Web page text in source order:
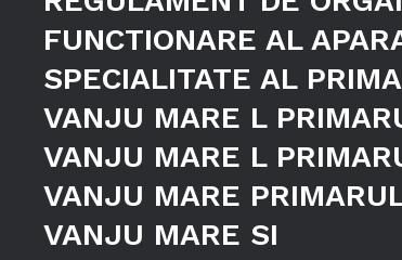
FUNCTIONARE AL
SPECIALITATE AL
VANJU MARE L
VANJU MARE L
VANJU MARE
VANJU MARE SI